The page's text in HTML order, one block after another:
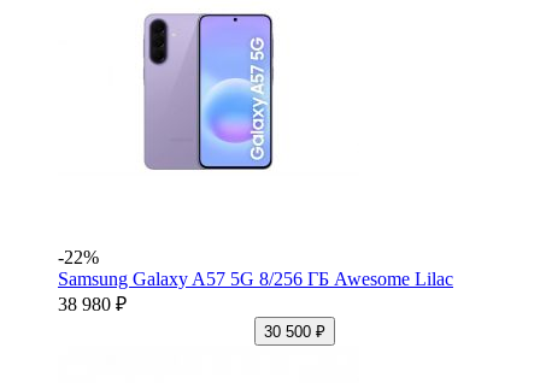
-22%
Samsung Galaxy A57 5G 8/256 ГБ Awesome Lilac
38 980 ₽
30 500 ₽